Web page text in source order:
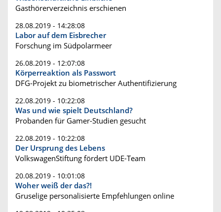
Gasthörerverzeichnis erschienen
28.08.2019 - 14:28:08
Labor auf dem Eisbrecher
Forschung im Südpolarmeer
26.08.2019 - 12:07:08
Körperreaktion als Passwort
DFG-Projekt zu biometrischer Authentifizierung
22.08.2019 - 10:22:08
Was und wie spielt Deutschland?
Probanden für Gamer-Studien gesucht
22.08.2019 - 10:22:08
Der Ursprung des Lebens
VolkswagenStiftung fördert UDE-Team
20.08.2019 - 10:01:08
Woher weiß der das?!
Gruselige personalisierte Empfehlungen online